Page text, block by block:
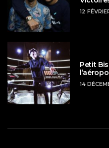
12
Petit
14